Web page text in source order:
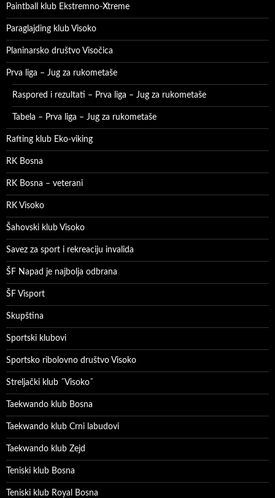
Paintball klub Ekstremno-Xtreme
Paraglajding klub Visoko
Planinarsko društvo Visočica
Prva liga – Jug za rukometaše
Raspored i rezultati – Prva liga – Jug za rukometaše
Tabela – Prva liga – Jug za rukometaše
Rafting klub Eko-viking
RK Bosna
RK Bosna – veterani
RK Visoko
Šahovski klub Visoko
Savez za sport i rekreaciju invalida
ŠF Napad je najbolja odbrana
ŠF Visport
Skupština
Sportski klubovi
Sportsko ribolovno društvo Visoko
Streljački klub ˝Visoko˝
Taekwando klub Bosna
Taekwando klub Crni labudovi
Taekwando klub Zejd
Teniski klub Bosna
Teniski klub Royal Bosna